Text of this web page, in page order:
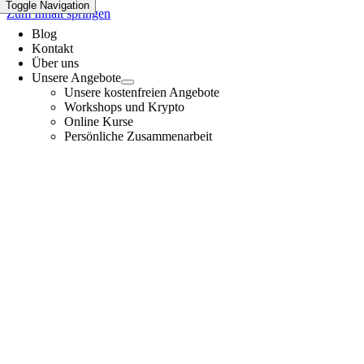
Zum Inhalt springen
Toggle Navigation
Blog
Kontakt
Über uns
Unsere Angebote
Unsere kostenfreien Angebote
Workshops und Krypto
Online Kurse
Persönliche Zusammenarbeit